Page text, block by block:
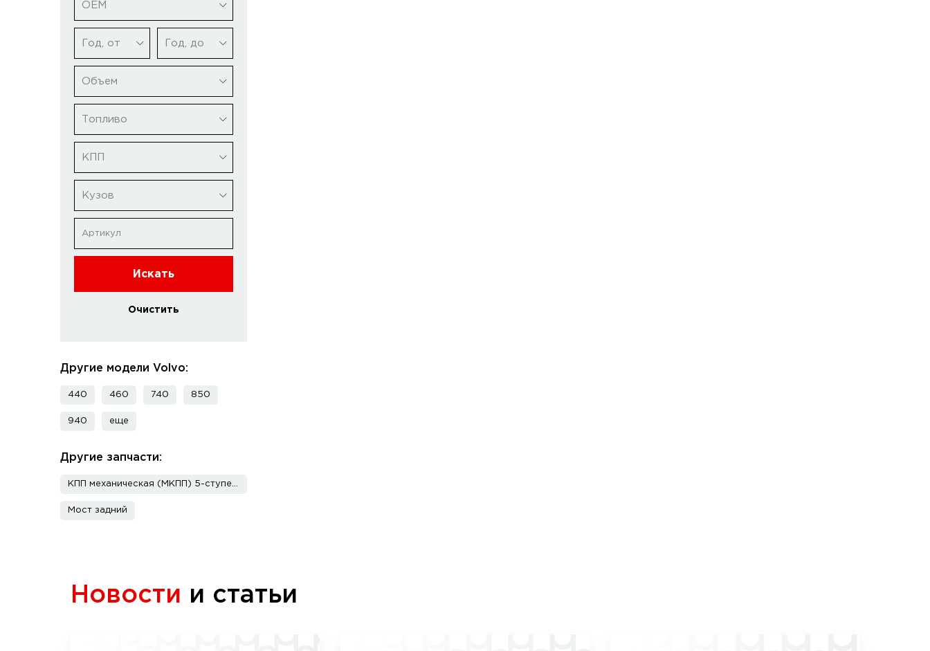
ОЕМ
Год, от Год, до
Объем
Топливо
КПП
Кузов
Искать
Очистить
Другие модели Volvo:
440 460 740 850
940 еще
Другие запчасти:
Мост задний
Новости и статьи